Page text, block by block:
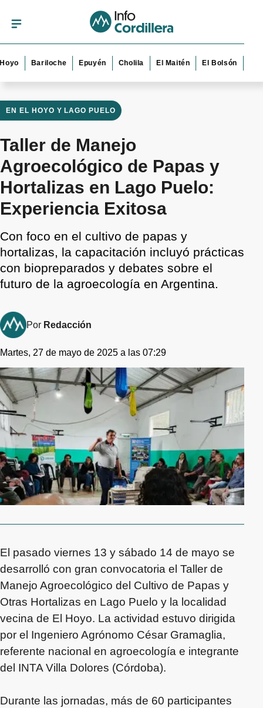
Bariloche Epuyén Cholila El Maitén El Bolsón Esquel
EN EL HOYO Y LAGO PUELO
Taller de Manejo
Agroecológico de Papas y
Hortalizas en Lago Puelo:
Experiencia Exitosa
Con foco en el cultivo de papas y
hortalizas, la capacitación incluyó prácticas
con biopreparados y debates sobre el
futuro de la agroecología en Argentina.
Por Redacción
Martes, 27 de mayo de 2025 a las 07:29
El pasado viernes 13 y sábado 14 de mayo se
desarrolló con gran convocatoria el Taller de
Manejo Agroecológico del Cultivo de Papas y
Otras Hortalizas en Lago Puelo y la localidad
vecina de El Hoyo. La actividad estuvo dirigida
por el Ingeniero Agrónomo César Gramaglia,
referente nacional en agroecología e integrante
del INTA Villa Dolores (Córdoba).
Durante las jornadas, más de 60 participantes